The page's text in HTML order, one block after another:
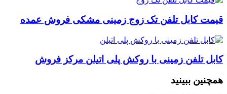
قیمت کابل تلفن تک زوج زمینی مشکی فروش عمده
کابل تلفن زمینی با روکش پلی اتیلن مرکز فروش
همچنین ببینید